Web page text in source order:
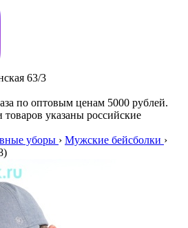
63/3
по оптовым ценам 5000 рублей.
указаны российские
уборы › Мужские бейсболки ›